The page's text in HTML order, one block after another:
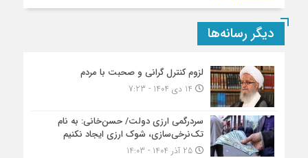
دیگر رسانه‌ها
لزوم کنترل گرانی و صحبت با مردم
سردرگمی ارزی دولت/ حسن‌خانی: به نام
تک‌نرخی‌سازی، شوک ارزی ایجاد نکنیم
25 آذر 1404 - 14:03